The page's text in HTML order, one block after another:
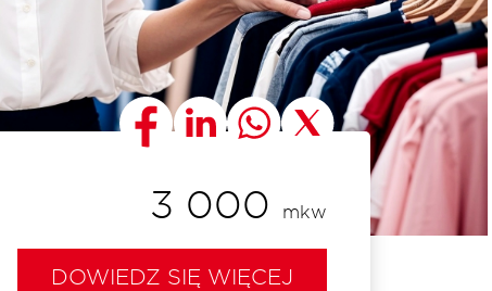
3 000 mkw
DOWIEDZ SIĘ WIĘCEJ